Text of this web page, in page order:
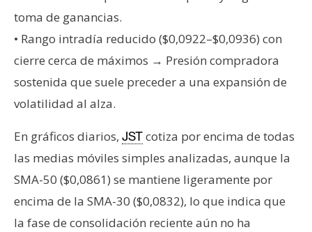
toma de ganancias.
• Rango intradía reducido ($0,0922–$0,0936) con
cierre cerca de máximos → Presión compradora
sostenida que suele preceder a una expansión de
volatilidad al alza.
En gráficos diarios, JSTcotiza por encima de todas
las medias móviles simples analizadas, aunque la
SMA-50 ($0,0861) se mantiene ligeramente por
encima de la SMA-30 ($0,0832), lo que indica que
la fase de consolidación reciente aún no ha